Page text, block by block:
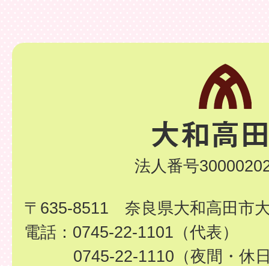
法人番号
〒635-8511 奈良県大和高田市
電話：0745-22-1101（代表）
0745-22-1110（夜間・休